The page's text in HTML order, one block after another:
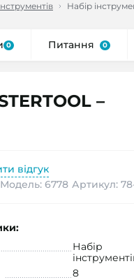
Набір
0 Питання 0
–
відгук
Модель: 6778 Артикул:
Набір
8